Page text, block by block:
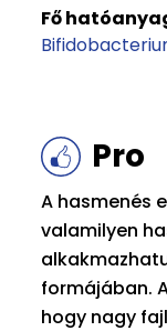
Fő
Pro
A hasmenés
valamilyen
formájában.
hogy nagy